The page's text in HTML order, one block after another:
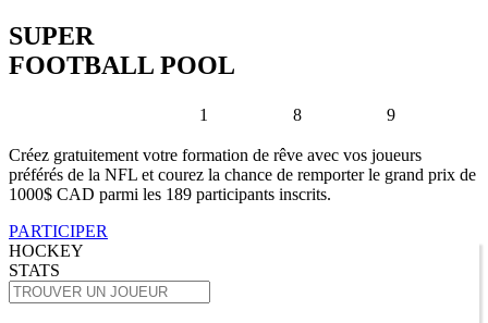
SUPER
FOOTBALL POOL
1 8 9
Créez gratuitement votre formation de rêve avec vos joueurs
préférés de la NFL et courez la chance de remporter le grand prix de
1000$ CAD parmi les 189 participants inscrits.
PARTICIPER
HOCKEY
STATS